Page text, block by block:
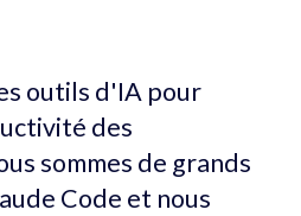
outils d'IA pour
des
sommes de grands
Code et nous